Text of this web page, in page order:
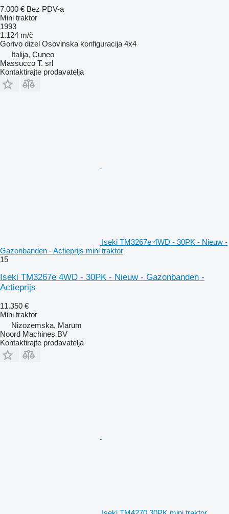
7.000 € Bez PDV-a
Mini traktor
1993
1.124 m/č
Gorivo dizel Osovinska konfiguracija 4x4
Italija, Cuneo
Massucco T. srl
Kontaktirajte prodavatelja
Iseki TM3267e 4WD - 30PK - Nieuw -
Gazonbanden - Actieprijs mini traktor
15
Iseki TM3267e 4WD - 30PK - Nieuw - Gazonbanden -
Actieprijs
11.350 €
Mini traktor
Nizozemska, Marum
Noord Machines BV
Kontaktirajte prodavatelja